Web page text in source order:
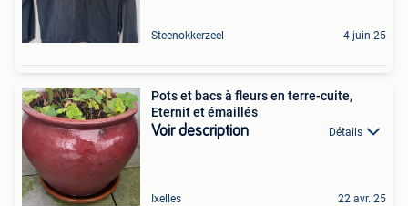
Steenokkerzeel 4 juin 25
Pots et bacs à fleurs en terre-cuite,
Eternit et émaillés
Voir description Détails
Ixelles 22 avr. 25